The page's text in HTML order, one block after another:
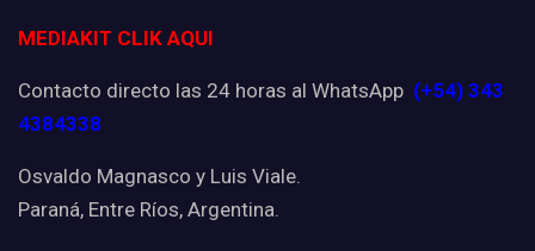
MEDIAKIT CLIK AQUI
Contacto directo las 24 horas al WhatsApp (+54) 343
4384338
Osvaldo Magnasco y Luis Viale.
Paraná, Entre Ríos, Argentina.